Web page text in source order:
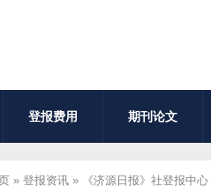
登报费用 期刊论文
» 登报资讯 » 《济源日报》社登报中心